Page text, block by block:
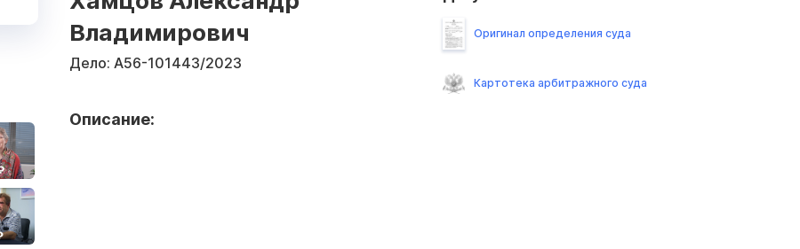
Владимирович
Дело: А56-101443/2023
Описание:
Оригинал определения суда
Картотека арбитражного суда